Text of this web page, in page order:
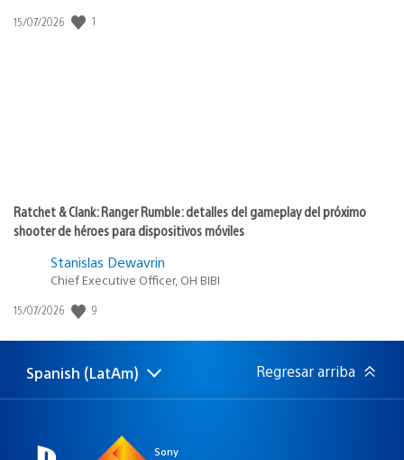
Fecha
15/07/2026 1
Ratchet & Clank: Ranger Rumble: detalles del gameplay del próximo
shooter de héroes para dispositivos móviles
Stanislas Dewavrin
Chief Executive Officer, OH BIBI
Fecha
publicación:
15/07/2026 9
Elige
Región
Spanish (LatAm) Regresar arriba
Sony